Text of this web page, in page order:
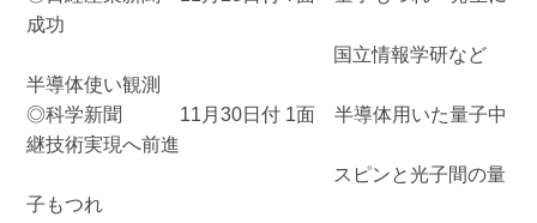
成功
国立情報学研など
半導体使い観測
◎科学新聞 11月30日付 1面 半導体用いた量子中
継技術実現へ前進
スピンと光子間の量
子もつれ